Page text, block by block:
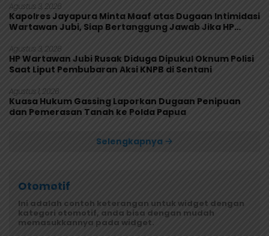
Agustus 3, 2026
Kapolres Jayapura Minta Maaf atas Dugaan Intimidasi
Wartawan Jubi, Siap Bertanggung Jawab Jika HP
Agustus 3, 2026
HP Wartawan Jubi Rusak Diduga Dipukul Oknum Polisi
Saat Liput Pembubaran Aksi KNPB di Sentani
Agustus 1, 2026
Kuasa Hukum Gassing Laporkan Dugaan Penipuan
dan Pemerasan Tanah ke Polda Papua
Selengkapnya
Otomotif
Ini adalah contoh keterangan untuk widget dengan
kategori otomotif, anda bisa dengan mudah
memasukkannya pada widget.